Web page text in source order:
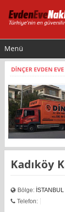
Menü
Bölge: İSTANBUL
Telefon: